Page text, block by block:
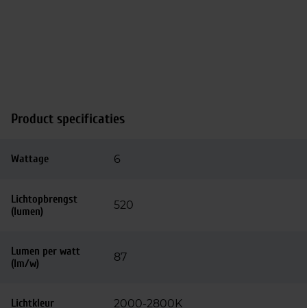
Product specificaties
Wattage 6
Lichtopbrengst
(lumen)
520
Lumen per watt
(lm/w)
87
Lichtkleur 2000-2800K